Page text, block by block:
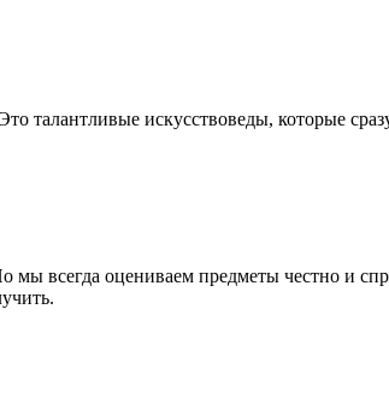
искусствоведы, которые
мы всегда оцениваем предметы честно и